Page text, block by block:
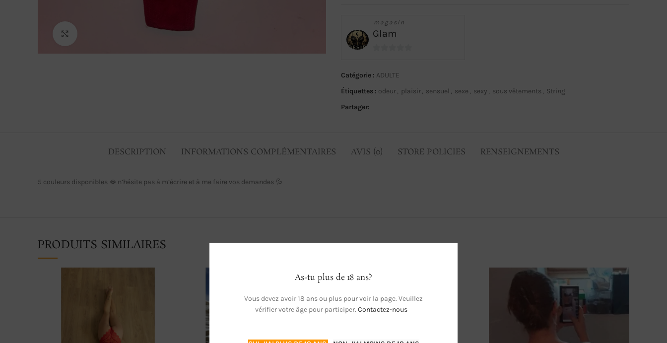
As-tu plus de 18 ans?
Vous devez avoir 18 ans ou plus pour voir la page. Veuillez
vérifier votre âge pour participer. Contactez-nous
magasin
Glam
Catégorie : ADULTE
Étiquettes : odeur, plaisir, sensuel , sexe , sexy , sous vêtements , String
Partager:
DESCRIPTION INFORMATIONS COMPLÉMENTAIRES AVIS (0) STORE POLICIES RENSEIGNEMENTS
5 couleurs disponibles 🫦 n’hésite pas à m’écrire et à me faire vos demandes 💦
PRODUITS SIMILAIRES